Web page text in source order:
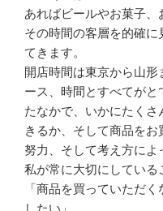
あればビールやお菓子、
その時間の客層を的確
てきます。
開店時間は東京から山
ース、時間とすべてが
たなかで、いかにたく
きるか、そして商品を
努力、そして考え方によ
私が常に大切にしている
「商品を買っていただ
したい」